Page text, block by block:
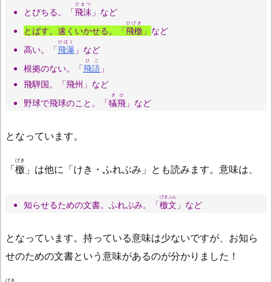
とびちる。「飛沫
ひまつ
」など
とばす。速くいかせる。「飛檄
ひげき
」 など
高い。「飛瀑
ひばく
」など
根拠のない。「飛語
ひご
」
飛騨国。「飛州」など
野球で飛球のこと。「犠飛
ぎひ
」など
となっています。
「檄
げき
」は他に「けき・ふれぶみ」とも読みます。意味は、
知らせるための文書。ふれぶみ。「檄文
げきぶん
」など
となっています。持っている意味は少ないですが、お知ら
せのための文書という意味があるのが分かりました！
げき